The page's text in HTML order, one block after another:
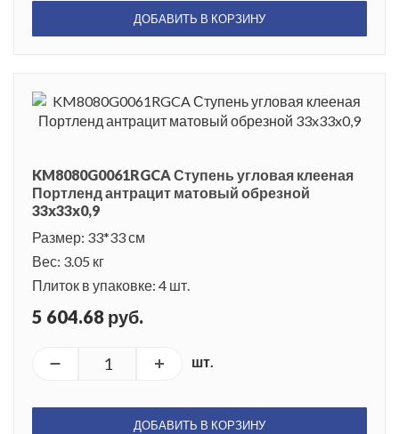
ДОБАВИТЬ В КОРЗИНУ
KM8080G0061RGCA Ступень угловая клееная
Портленд антрацит матовый обрезной
33x33x0,9
Размер: 33*33 см
Вес: 3.05 кг
Плиток в упаковке: 4 шт.
5 604.68 руб.
шт.
ДОБАВИТЬ В КОРЗИНУ